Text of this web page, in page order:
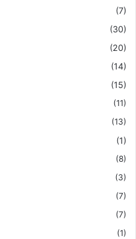
(7)
(30)
(20)
(14)
(15)
(11)
(13)
(1)
(8)
(3)
(7)
(7)
(1)